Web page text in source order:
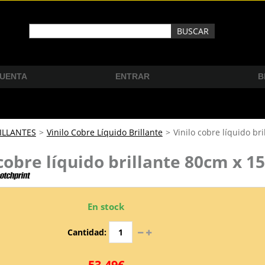
ENTRAR
> Vinilo Cobre Líquido Brillante > Vinilo cobre líquido
líquido brillante 80cm x
En stock
Cantidad: